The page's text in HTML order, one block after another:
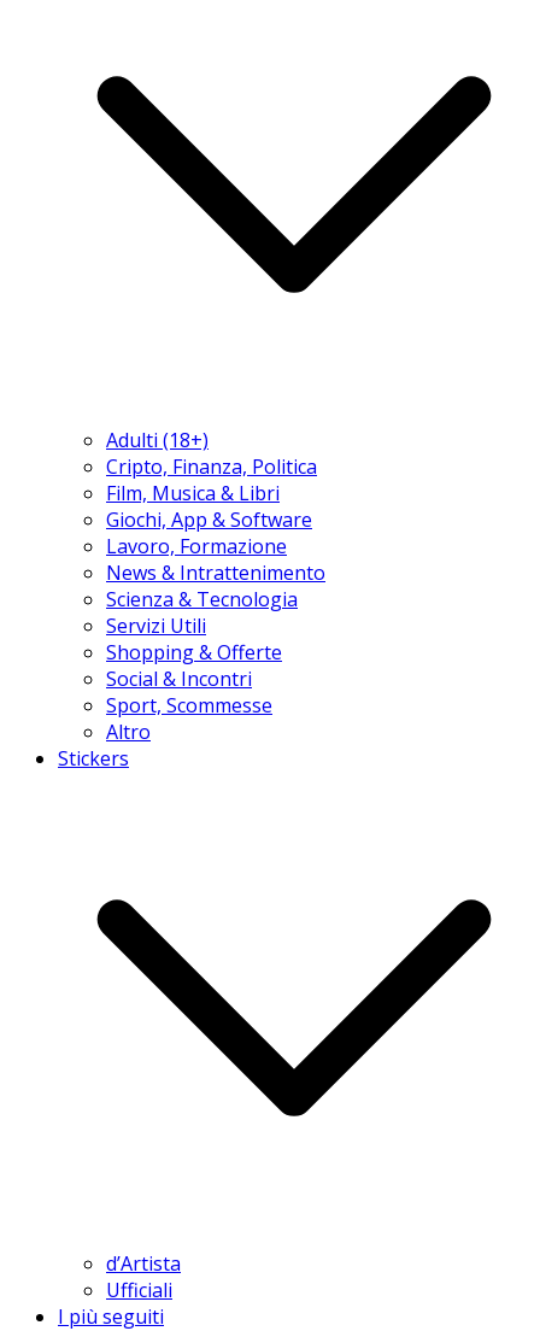
Adulti (18+)
Cripto, Finanza, Politica
Film, Musica & Libri
Giochi, App & Software
Lavoro, Formazione
News & Intrattenimento
Scienza & Tecnologia
Servizi Utili
Shopping & Offerte
Social & Incontri
Sport, Scommesse
Altro
Stickers
d’Artista
Ufficiali
I più seguiti